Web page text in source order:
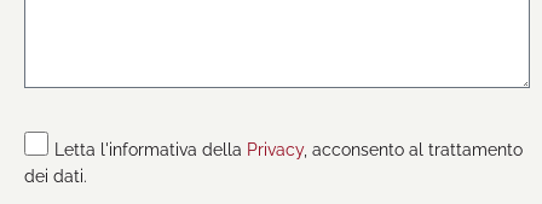
Letta l'informativa della Privacy, acconsento al trattamento
dei dati.